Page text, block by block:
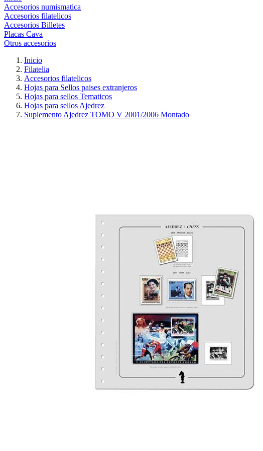
Accesorios numismatica
Accesorios filatelicos
Accesorios Billetes
Placas Cava
Otros accesorios
Inicio
Filatelia
Accesorios filatelicos
Hojas para Sellos paises extranjeros
Hojas para sellos Tematicos
Hojas para sellos Ajedrez
Suplemento Ajedrez TOMO V 2001/2006 Montado